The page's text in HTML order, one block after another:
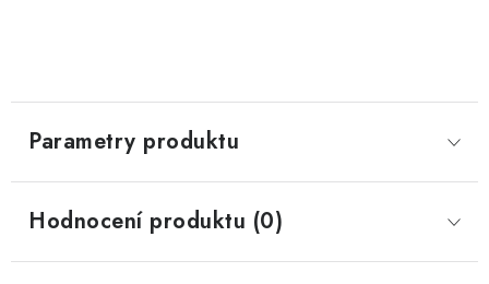
Parametry produktu
Hodnocení produktu (0)